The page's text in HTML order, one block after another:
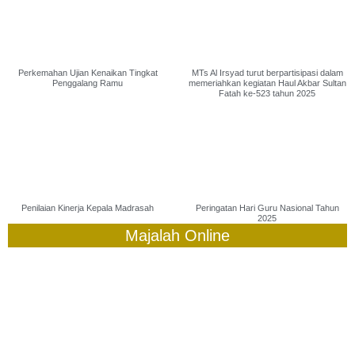
Perkemahan Ujian Kenaikan Tingkat
Penggalang Ramu
MTs Al Irsyad turut berpartisipasi dalam
memeriahkan kegiatan Haul Akbar Sultan
Fatah ke-523 tahun 2025
Penilaian Kinerja Kepala Madrasah
Peringatan Hari Guru Nasional Tahun
2025
Majalah Online